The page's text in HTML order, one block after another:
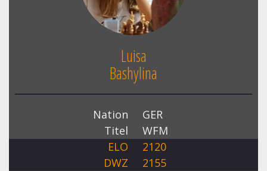
Luisa
Bashylina
Nation
GER
Titel
WFM
ELO
2120
DWZ
2155